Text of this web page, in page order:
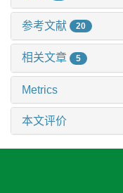
参考文献 20
相关文章 5
Metrics
本文评价